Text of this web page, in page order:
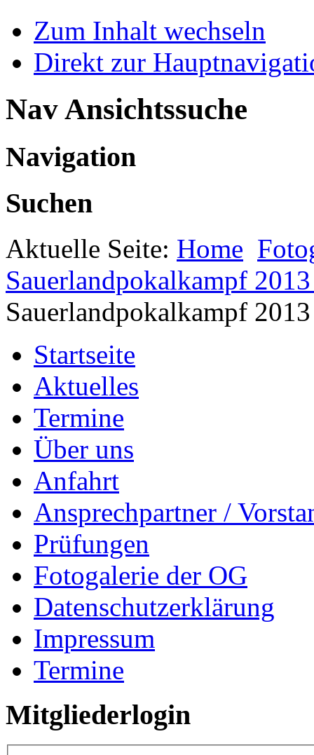
Zum Inhalt wechseln
Direkt zur
Nav Ansichtssuche
Navigation
Suchen
Aktuelle Seite: Home
Sauerlandpokalkampf
Sauerlandpokalkampf
Startseite
Aktuelles
Termine
Über uns
Anfahrt
Ansprechpartner /
Prüfungen
Fotogalerie der OG
Datenschutzerklärung
Impressum
Termine
Mitgliederlogin